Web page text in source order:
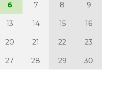
6 7 8 9
13 14 15 16
20 21 22 23
27 28 29 30